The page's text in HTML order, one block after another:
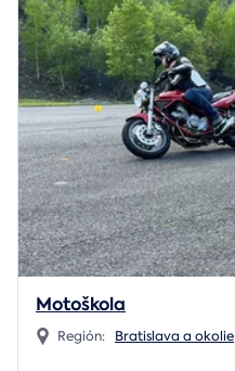
Motoškola
Región: Bratislava a okolie